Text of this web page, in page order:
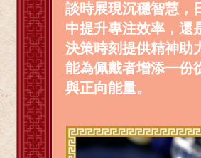
談時展現沉穩智慧，
中提升專注效率，還
決策時刻提供精神助
能為佩戴者增添一份
與正向能量。